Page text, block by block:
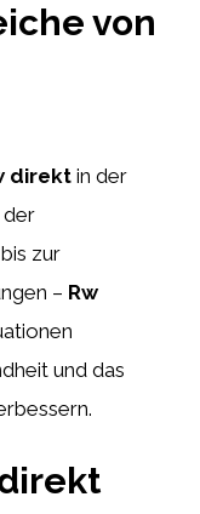
von
direkt in der
der
zur
– Rw
und das